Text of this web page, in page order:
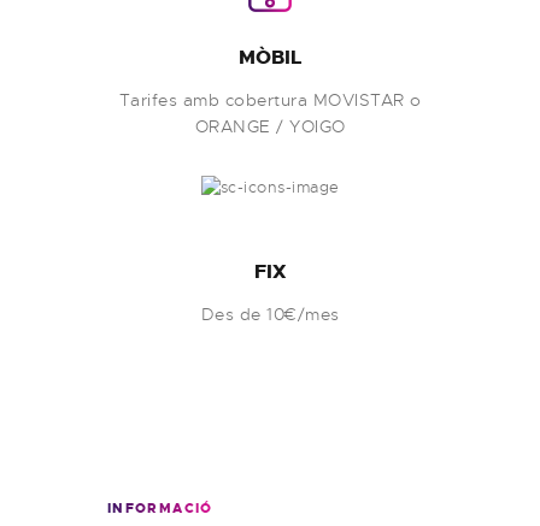
MÒBIL
Tarifes amb cobertura MOVISTAR o
ORANGE / YOIGO
FIX
Des de 10€/mes
INFORMACIÓ